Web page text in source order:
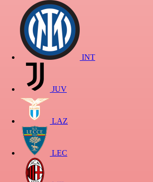
INT
JUV
LAZ
LEC